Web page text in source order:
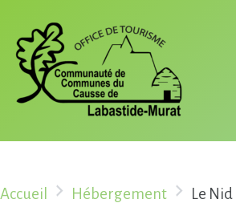
Accueil Hébergement Le Nid